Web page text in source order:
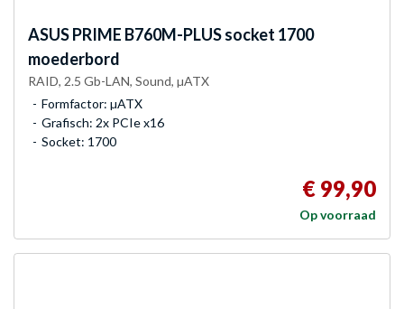
ASUSPRIME B760M-PLUS socket 1700
moederbord
RAID, 2.5 Gb-LAN, Sound, µATX
Formfactor: µATX
Grafisch: 2x PCIe x16
Socket: 1700
€ 99,90
Op voorraad